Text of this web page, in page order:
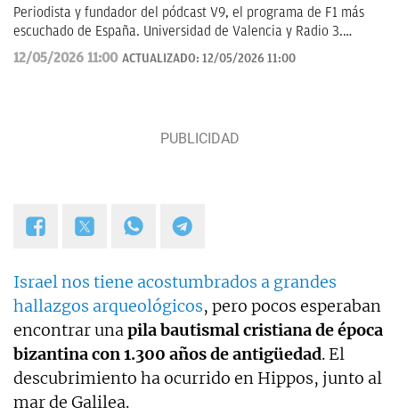
Periodista y fundador del pódcast V9, el programa de F1 más
escuchado de España. Universidad de Valencia y Radio 3.
Anteriormente en ElDesmarque, Levante TV y Las Provincias.
12/05/2026 11:00 ACTUALIZADO: 12/05/2026 11:00
Israel nos tiene acostumbrados a grandes
hallazgos arqueológicos, pero pocos esperaban
encontrar unapila bautismal cristiana de época
bizantina con 1.300 años de antigüedad. El
descubrimiento ha ocurrido en Hippos, junto al
mar de Galilea.